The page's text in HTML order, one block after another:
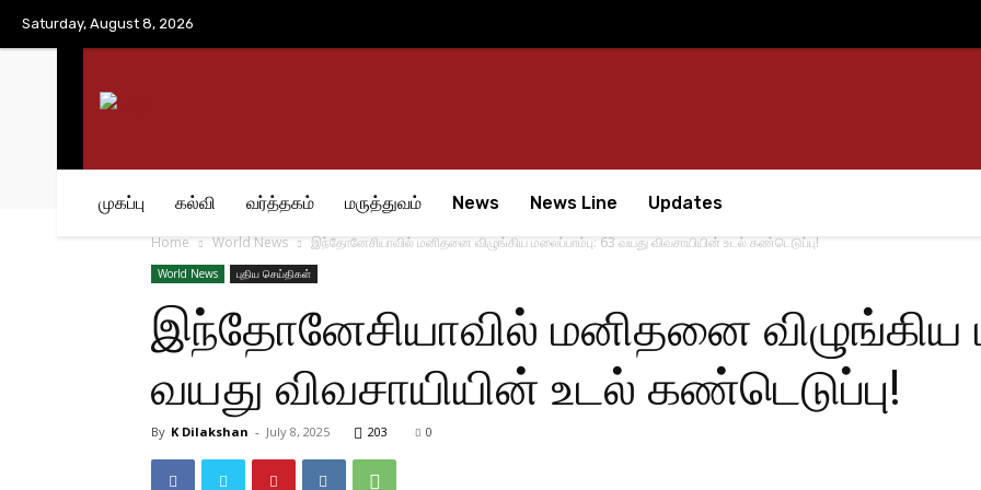
Saturday, August 8, 2026
முகப்பு கல்வி வர்த்தகம் மருத்துவம் News News Line Updates
Home World News இந்தோனேசியாவில் மனிதனை விழுங்கிய மலைப்பாம்பு: 63 வயது விவசாயியின் உடல் கண்டெடுப்பு!
World News புதிய செய்திகள்
இந்தோனேசியாவில் மனிதனை விழுங்கிய
வயது விவசாயியின் உடல் கண்டெடுப்பு!
By K Dilakshan - July 8, 2025 203 0